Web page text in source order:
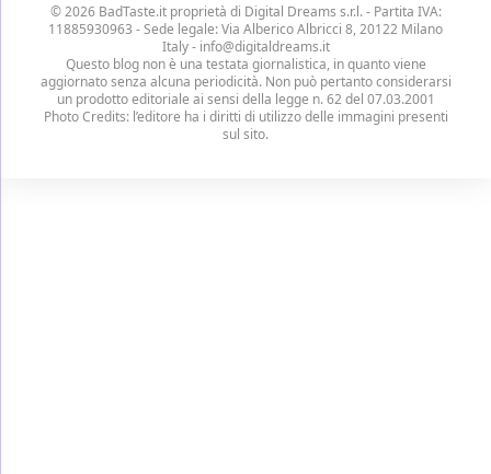
© 2026 BadTaste.it proprietà di Digital Dreams s.r.l.- Partita IVA:
11885930963 - Sede legale: Via Alberico Albricci 8, 20122 Milano
Italy - info@digitaldreams.it
Questo blog non è una testata giornalistica, in quanto viene
aggiornato senza alcuna periodicità. Non può pertanto considerarsi
un prodotto editoriale ai sensi della legge n. 62 del 07.03.2001
Photo Credits: l’editore ha i diritti di utilizzo delle immagini presenti
sul sito.